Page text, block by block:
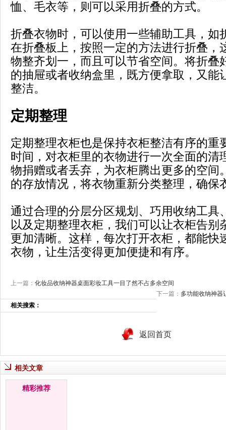
恤、毛衣等，则可以采用折叠的方式。
折叠衣物时，可以使用一些辅助工具，如
在折叠板上，按照一定的方法进行折叠，
物整齐划一，而且可以节省空间。将折叠
的抽屉或者收纳盒里，既方便拿取，又能
整洁。
定期整理
定期整理衣柜也是保持衣柜整洁有序的重
时间，对衣柜里的衣物进行一次全面的清
物捐赠或者丢弃，为衣柜腾出更多的空间
的存放情况，将衣物重新分类整理，确保
通过合理的分层分区规划、巧用收纳工具
以及定期整理衣柜，我们可以让衣柜告别
更加清晰。这样，每次打开衣柜，都能快
衣物，让生活变得更加便捷和有序。
上一篇： 化妆品收纳神器桌面彩妆工具一目了然不占多余空间
下一篇： 多功能收纳神器
相关搜索：
返回首页
相关文章
精彩推荐